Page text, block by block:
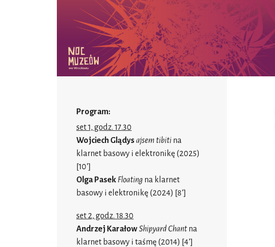
Program:
set 1, godz. 17.30
Wojciech Glądys ajsem tibiti na
klarnet basowy i elektronikę (2025)
[10’]
Olga Pasek Floating na klarnet
basowy i elektronikę (2024) [8’]
set 2, godz. 18.30
Andrzej KarałowShipyard Chant na
klarnet basowy i taśmę (2014) [4’]